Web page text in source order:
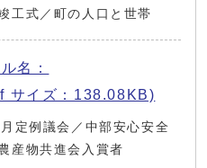
工式／町の人口と世帯
名：
サイズ：138.08KB)
定例議会／中部安心安全
産物共進会入賞者